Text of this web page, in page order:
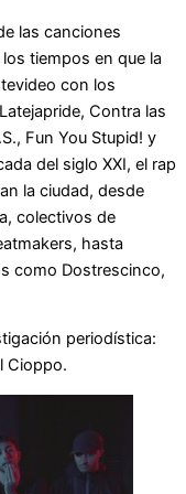
las canciones
tiempos en que la
con los
Contra las
Fun You Stupid! y
del siglo XXI, el rap
la ciudad, desde
colectivos de
hasta
como Dostrescinco,
periodística:
Cioppo.